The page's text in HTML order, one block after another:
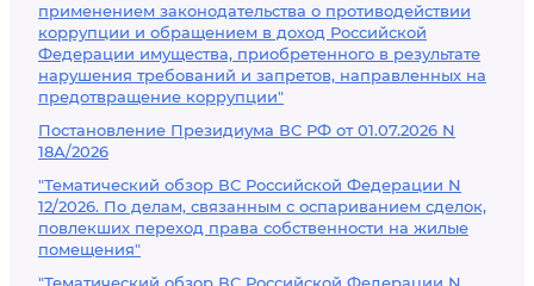
применением законодательства о противодействии
коррупции и обращением в доход Российской
Федерации имущества, приобретенного в результате
нарушения требований и запретов, направленных на
предотвращение коррупции"
Постановление Президиума ВС РФ от 01.07.2026 N
18А/2026
"Тематический обзор ВС Российской Федерации N
12/2026. По делам, связанным с оспариванием сделок,
повлекших переход права собственности на жилые
помещения"